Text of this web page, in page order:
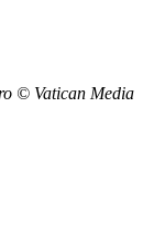
© Vatican Media